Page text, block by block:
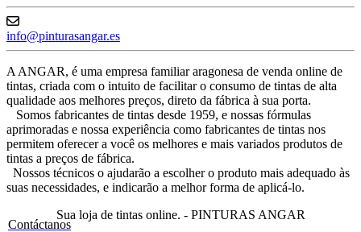
Contáctanos
info@pinturasangar.es
A ANGAR, é uma empresa familiar aragonesa de venda online de
tintas, criada com o intuito de facilitar o consumo de tintas de alta
qualidade aos melhores preços, direto da fábrica à sua porta.
Somos fabricantes de tintas desde 1959, e nossas fórmulas
aprimoradas e nossa experiência como fabricantes de tintas nos
permitem oferecer a você os melhores e mais variados produtos de
tintas a preços de fábrica.
Nossos técnicos o ajudarão a escolher o produto mais adequado às
suas necessidades, e indicarão a melhor forma de aplicá-lo.
Sua loja de tintas online. - PINTURAS ANGAR